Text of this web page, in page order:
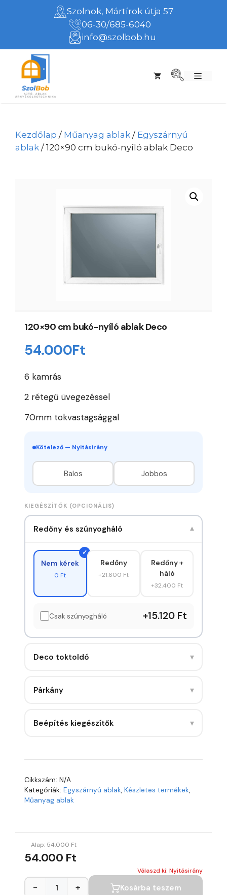
Szolnok, Mártírok útja 57
06-30/685-6040
info@szolbob.hu
Menü
Kezdőlap / Műanyag ablak / Egyszárnyú
ablak / 120×90 cm bukó-nyíló ablak Deco
120×90 cm bukó-nyíló ablak Deco
54.000Ft
6 kamrás
2 rétegű üvegezéssel
70mm tokvastagsággal
Kötelező — Nyitásirány
Balos Jobbos
KIEGÉSZÍTŐK (OPCIONÁLIS)
Redőny és szúnyogháló ▾
Nem kérek
0 Ft
Redőny
+21.600 Ft
Redőny +
háló
+32.400 Ft
Csak szúnyogháló +15.120 Ft
Deco toktoldó ▾
Párkány ▾
Beépítés kiegészítők ▾
Cikkszám: N/A
Kategóriák: Egyszárnyú ablak, Készletes termékek,
Műanyag ablak
Alap: 54.000 Ft
54.000 Ft
Válaszd ki: Nyitásirány
− + Kosárba teszem